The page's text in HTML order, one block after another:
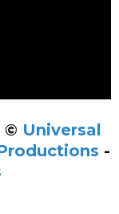
© Universal
-